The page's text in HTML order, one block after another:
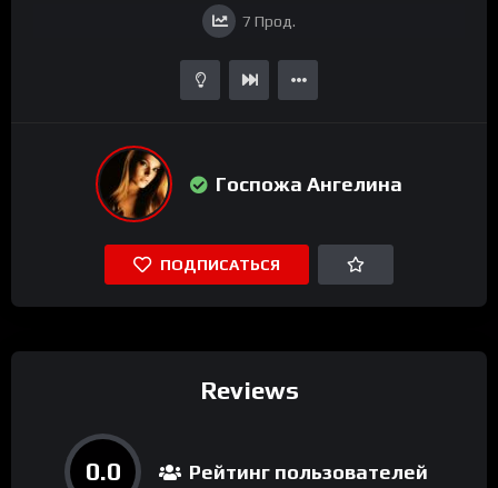
7 Прод.
Госпожа Ангелина
ПОДПИСАТЬСЯ
Reviews
0.0 Рейтинг пользователей